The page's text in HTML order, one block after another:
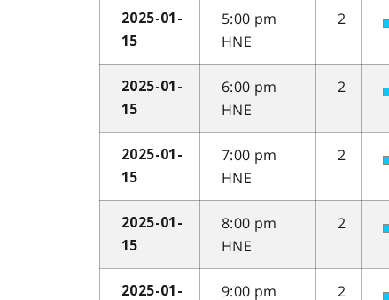
2025-01-
15
5:00 pm
HNE
2
2025-01-
15
6:00 pm
HNE
2
2025-01-
15
7:00 pm
HNE
2
2025-01-
15
8:00 pm
HNE
2
2025-01-
9:00 pm
2